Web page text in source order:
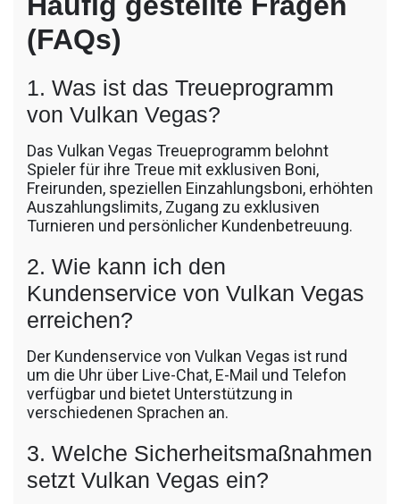
(FAQs)
1. Was ist das Treueprogramm
von Vulkan Vegas?
Das Vulkan Vegas Treueprogramm belohnt
Spieler für ihre Treue mit exklusiven Boni,
Freirunden, speziellen Einzahlungsboni, erhöhten
Auszahlungslimits, Zugang zu exklusiven
Turnieren und persönlicher Kundenbetreuung.
2. Wie kann ich den
Kundenservice von Vulkan Vegas
erreichen?
Der Kundenservice von Vulkan Vegas ist rund
um die Uhr über Live-Chat, E-Mail und Telefon
verfügbar und bietet Unterstützung in
verschiedenen Sprachen an.
3. Welche Sicherheitsmaßnahmen
setzt Vulkan Vegas ein?